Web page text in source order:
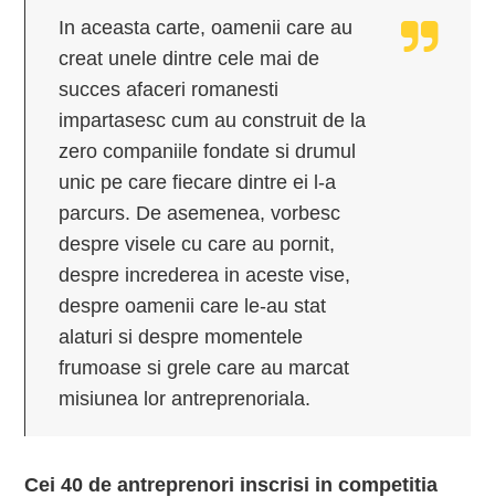
In aceasta carte, oamenii care au
creat unele dintre cele mai de
succes afaceri romanesti
impartasesc cum au construit de la
zero companiile fondate si drumul
unic pe care fiecare dintre ei l-a
parcurs. De asemenea, vorbesc
despre visele cu care au pornit,
despre increderea in aceste vise,
despre oamenii care le-au stat
alaturi si despre momentele
frumoase si grele care au marcat
misiunea lor antreprenoriala.
Cei 40 de antreprenori inscrisi in competitia